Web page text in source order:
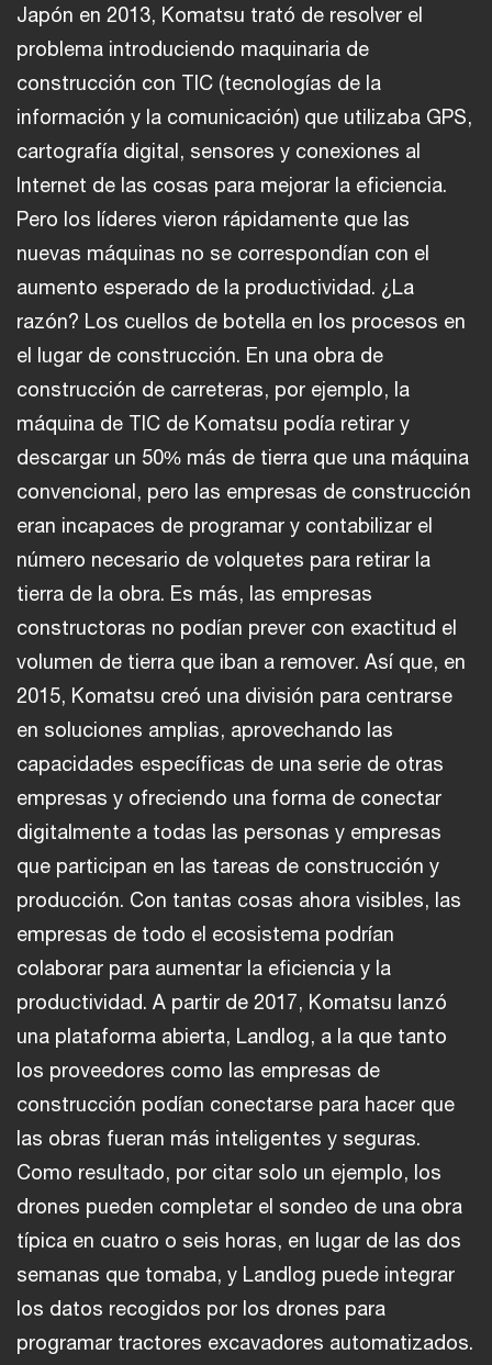
Japón en 2013, Komatsu trató de resolver el
problema introduciendo maquinaria de
construcción con TIC (tecnologías de la
información y la comunicación) que utilizaba GPS,
cartografía digital, sensores y conexiones al
Internet de las cosas para mejorar la eficiencia.
Pero los líderes vieron rápidamente que las
nuevas máquinas no se correspondían con el
aumento esperado de la productividad. ¿La
razón? Los cuellos de botella en los procesos en
el lugar de construcción. En una obra de
construcción de carreteras, por ejemplo, la
máquina de TIC de Komatsu podía retirar y
descargar un 50% más de tierra que una máquina
convencional, pero las empresas de construcción
eran incapaces de programar y contabilizar el
número necesario de volquetes para retirar la
tierra de la obra. Es más, las empresas
constructoras no podían prever con exactitud el
volumen de tierra que iban a remover. Así que, en
2015, Komatsu creó una división para centrarse
en soluciones amplias, aprovechando las
capacidades específicas de una serie de otras
empresas y ofreciendo una forma de conectar
digitalmente a todas las personas y empresas
que participan en las tareas de construcción y
producción. Con tantas cosas ahora visibles, las
empresas de todo el ecosistema podrían
colaborar para aumentar la eficiencia y la
productividad. A partir de 2017, Komatsu lanzó
una plataforma abierta, Landlog, a la que tanto
los proveedores como las empresas de
construcción podían conectarse para hacer que
las obras fueran más inteligentes y seguras.
Como resultado, por citar solo un ejemplo, los
drones pueden completar el sondeo de una obra
típica en cuatro o seis horas, en lugar de las dos
semanas que tomaba, y Landlog puede integrar
los datos recogidos por los drones para
programar tractores excavadores automatizados.